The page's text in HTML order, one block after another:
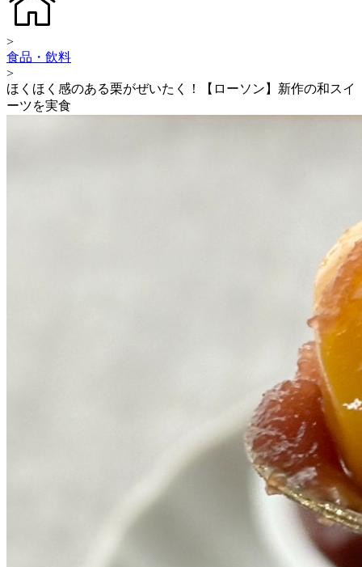
>
食品・飲料
>
ほくほく感のある栗がぜいたく！【ローソン】新作の和スイ
ーツを実食